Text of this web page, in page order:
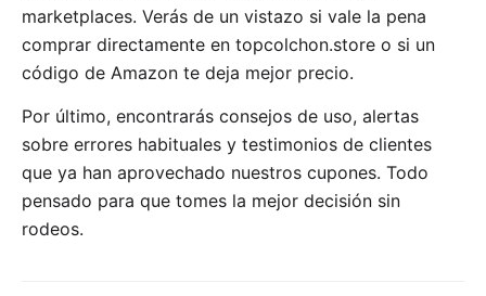
marketplaces. Verás de un vistazo si vale la pena
comprar directamente en topcolchon.store o si un
código de Amazon te deja mejor precio.
Por último, encontrarás consejos de uso, alertas
sobre errores habituales y testimonios de clientes
que ya han aprovechado nuestros cupones. Todo
pensado para que tomes la mejor decisión sin
rodeos.